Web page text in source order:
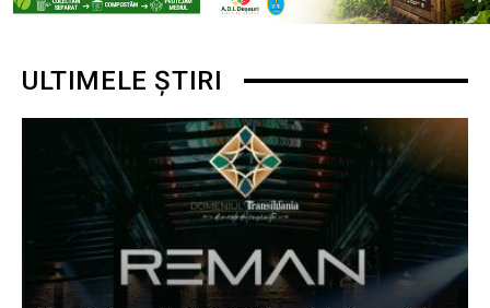
ULTIMELE ȘTIRI